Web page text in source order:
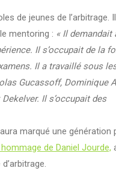
de jeunes de l’arbitrage.
mentoring : « Il demandait
Il s’occupait de la
Il a travaillé sous
Gucassoff, Dominique
Il s’occupait des
marqué une génération
de Daniel Jourde,